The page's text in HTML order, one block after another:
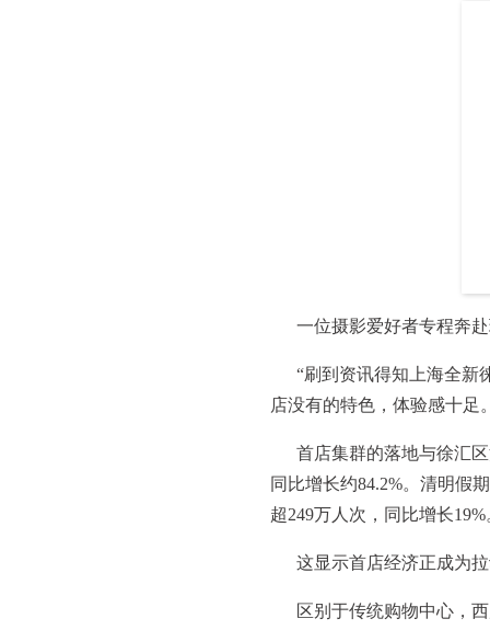
一位摄影爱好者专程奔
“刷到资讯得知上海全新
店没有的特色，体验感十足
首店集群的落地与徐汇
同比增长约84.2%。清明假
超249万人次，同比增长19%
这显示首店经济正成为
区别于传统购物中心，